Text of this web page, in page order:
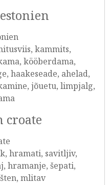
kammits,
kööberdama,
haakeseade, ahelad,
jõuetu, limpjalg,
croate
hramati, savitljiv,
hramanje, šepati,
mlitav